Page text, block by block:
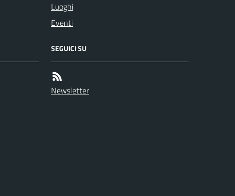
Luoghi
Eventi
SEGUICI SU
Newsletter